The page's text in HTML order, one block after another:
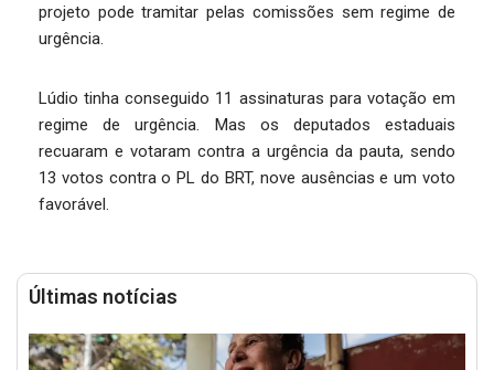
projeto pode tramitar pelas comissões sem regime de
urgência.
Lúdio tinha conseguido 11 assinaturas para votação em
regime de urgência. Mas os deputados estaduais
recuaram e votaram contra a urgência da pauta, sendo
13 votos contra o PL do BRT, nove ausências e um voto
favorável.
Últimas notícias